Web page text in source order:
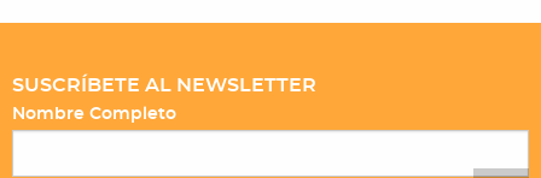
SUSCRÍBETE AL NEWSLETTER
Nombre Completo